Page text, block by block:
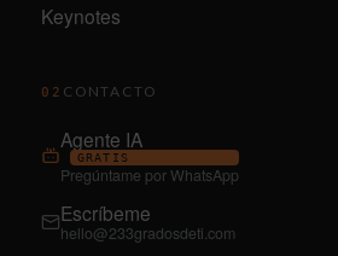
Keynotes
02 CONTACTO
Agente IA
GRATIS
Pregúntame por WhatsApp
Escríbeme
hello@233gradosdeti.com